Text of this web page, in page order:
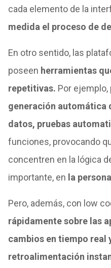
cada elemento de la
medida el proceso de
En otro sentido, las
poseen herramientas
repetitivas. Por
generación automática
datos, pruebas
funciones, provocando
concentren en la lógica
importante, en la
Pero, además, con low
rápidamente sobre las
cambios en tiempo real
retroalimentación